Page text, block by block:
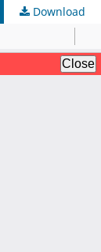
Download